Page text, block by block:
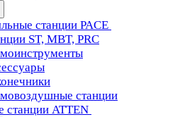
станции PACE
ST, MBT, PRC
станции
станции ATTEN